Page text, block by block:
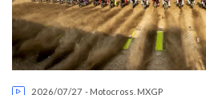
2026/07/27 - Motocross MXGP